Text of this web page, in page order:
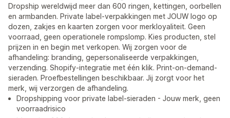
Dropship wereldwijd meer dan 600 ringen, kettingen, oorbellen
en armbanden. Private label-verpakkingen met JOUW logo op
dozen, zakjes en kaarten zorgen voor merkloyaliteit. Geen
voorraad, geen operationele rompslomp. Kies producten, stel
prijzen in en begin met verkopen. Wij zorgen voor de
afhandeling: branding, gepersonaliseerde verpakkingen,
verzending. Shopify-integratie met één klik. Print-on-demand-
sieraden. Proefbestellingen beschikbaar. Jij zorgt voor het
merk, wij verzorgen de afhandeling.
Dropshipping voor private label-sieraden - Jouw merk, geen
voorraadrisico